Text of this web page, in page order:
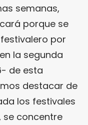
semanas,
porque se
por
la segunda
de esta
destacar de
los festivales
se concentre